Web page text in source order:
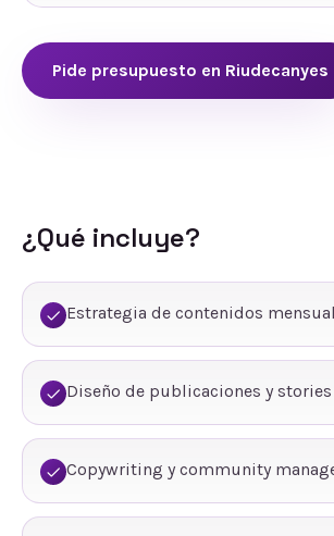
Pide presupuesto en Riudecanyes
¿Qué incluye?
Estrategia de contenidos mensual
Diseño de publicaciones y stories
Copywriting y community